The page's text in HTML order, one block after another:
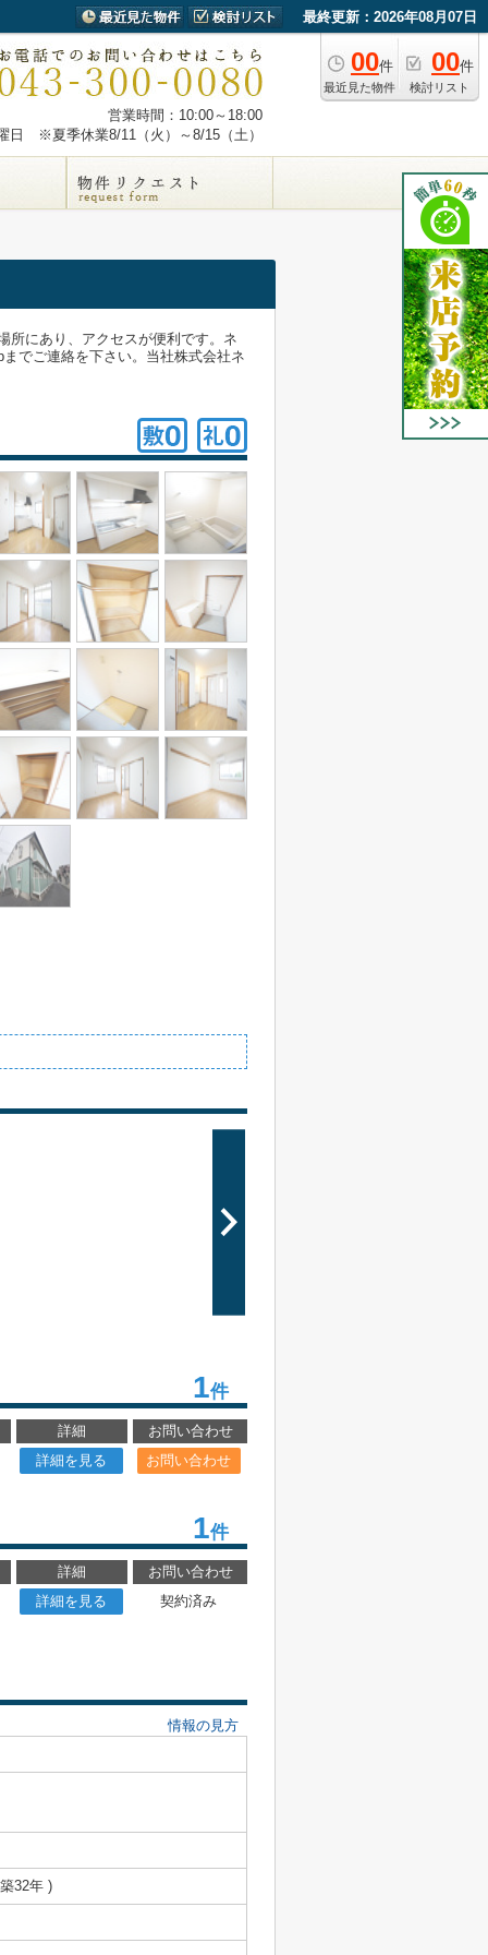
最終更新：2026年08月07日
00件
最近見た物件
00件
検討リスト
営業時間：10:00～18:00
日 ※夏季休業8/11（火）～8/15（土）
所にあり、アクセスが便利です。ネ
でご連絡を下さい。当社株式会社ネ
1件
詳細
お問い合わせ
詳細を見る お問い合わせ
1件
詳細
お問い合わせ
詳細を見る
契約済み
情報の見方
32年 )